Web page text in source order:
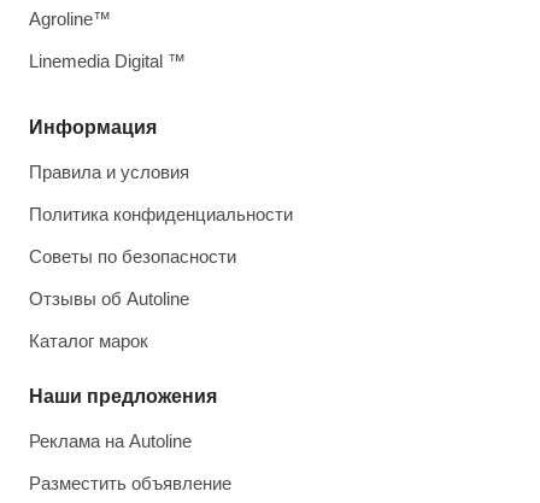
Информация
Правила и условия
Политика конфиденциальности
Советы по безопасности
Отзывы об Autoline
Каталог марок
Наши предложения
Реклама на Autoline
Разместить объявление
Agroline™
Linemedia Digital ™